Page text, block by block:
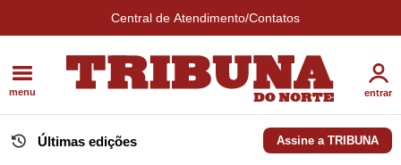
Central de Atendimento/Contatos
menu entrar
Últimas edições Assine a TRIBUNA